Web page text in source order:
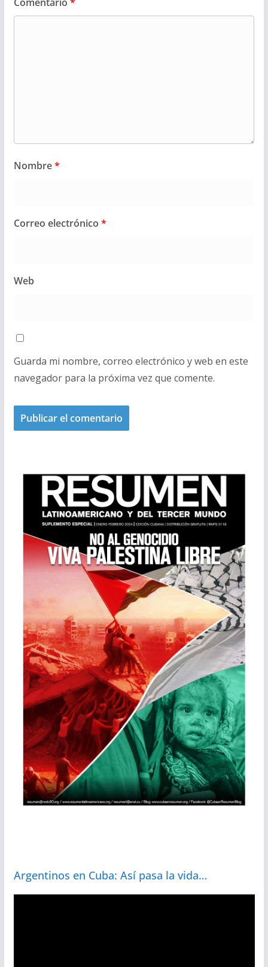
Nombre*
Correo electrónico *
Web
Guarda mi nombre, correo electrónico y web en este
navegador para la próxima vez que comente.
Argentinos en Cuba: Así pasa la vida…